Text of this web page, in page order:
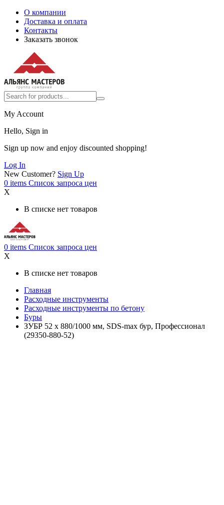
О компании
Доставка и оплата
Контакты
Заказать звонок
My Account
Hello, Sign in
Sign up now and enjoy discounted shopping!
Log In
New Customer? Sign Up
0 items Список запроса цен
X
В списке нет товаров
0 items Список запроса цен
X
В списке нет товаров
Главная
Расходные инструменты
Расходные инструменты по бетону
Буры
ЗУБР 52 x 880/1000 мм, SDS-max бур, Профессионал
(29350-880-52)